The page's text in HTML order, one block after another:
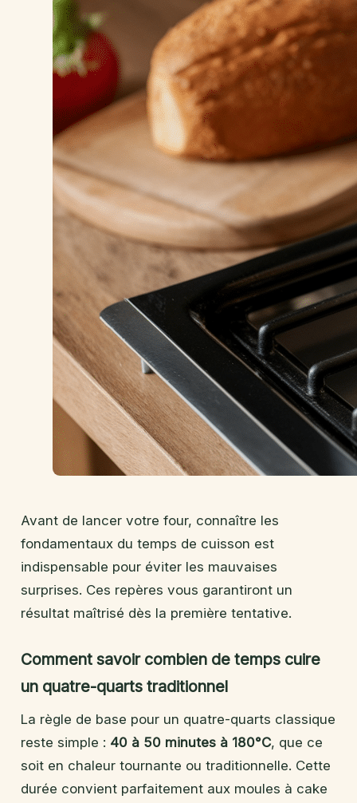
Avant de lancer votre four, connaître les
fondamentaux du temps de cuisson est
indispensable pour éviter les mauvaises
surprises. Ces repères vous garantiront un
résultat maîtrisé dès la première tentative.
Comment savoir combien de temps cuire
un quatre-quarts traditionnel
La règle de base pour un quatre-quarts classique
reste simple : 40 à 50 minutes à 180°C, que ce
soit en chaleur tournante ou traditionnelle. Cette
durée convient parfaitement aux moules à cake